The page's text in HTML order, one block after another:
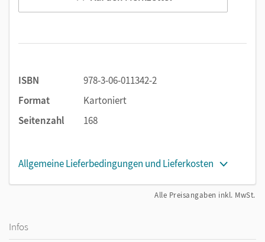
ISBN
978-3-06-011342-2
Format
Kartoniert
Seitenzahl
168
Allgemeine Lieferbedingungen und Lieferkosten
Alle Preisangaben inkl. MwSt.
Infos